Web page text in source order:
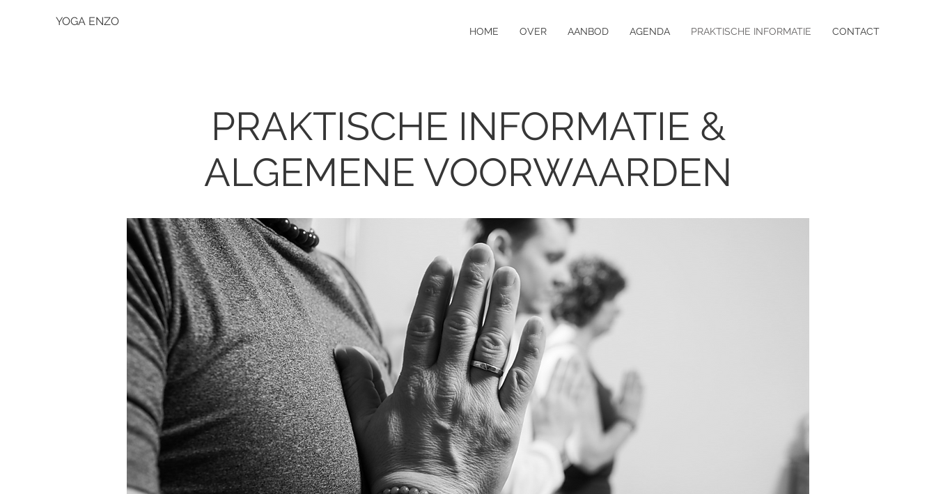
YOGA ENZO
HOME OVER AANBOD AGENDA PRAKTISCHE INFORMATIE CONTACT
PRAKTISCHE INFORMATIE &
ALGEMENE VOORWAARDEN